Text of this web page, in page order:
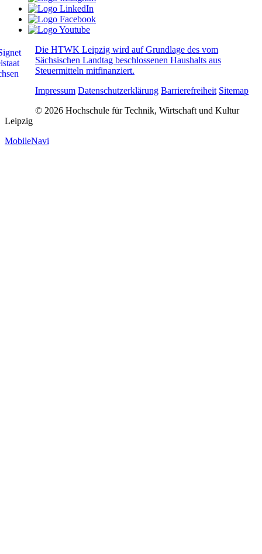
Die HTWK Leipzig wird auf Grundlage des vom
Sächsischen Landtag beschlossenen Haushalts aus
Steuermitteln mitfinanziert.
Impressum Datenschutzerklärung Barrierefreiheit Sitemap
© 2026 Hochschule für Technik, Wirtschaft und Kultur
Leipzig
MobileNavi